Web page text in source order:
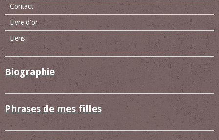
Contact
Livre d'or
Liens
Biographie
Phrases de mes filles